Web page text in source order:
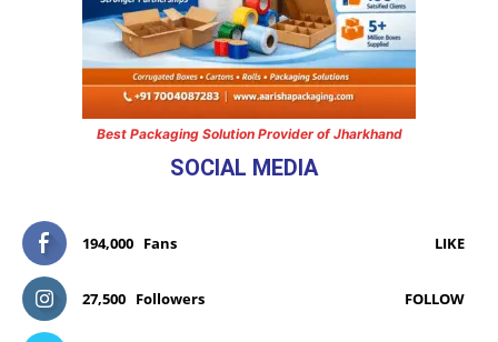
Best Packaging Solution Provider of Jharkhand
SOCIAL MEDIA
194,000 Fans LIKE
27,500 Followers FOLLOW